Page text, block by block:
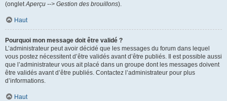
(ongletAperçu --> Gestion des brouillons).
Haut
Pourquoi mon message doit être validé ?
L’administrateur peut avoir décidé que les messages du forum dans lequel
vous postez nécessitent d’être validés avant d’être publiés. Il est possible aussi
que l’administrateur vous ait placé dans un groupe dont les messages doivent
être validés avant d’être publiés. Contactez l’administrateur pour plus
d’informations.
Haut